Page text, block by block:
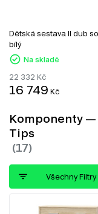
Dětská sestava II dub
bílý
Na skladě
22 332 Kč
16 749 Kč
Komponenty
Tips
Všechny Filtry